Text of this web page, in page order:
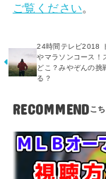
ご覧ください
24時間テレビ2018
やマラソンコース！
どこ？みやぞんの挑
る？
RECOMMEND